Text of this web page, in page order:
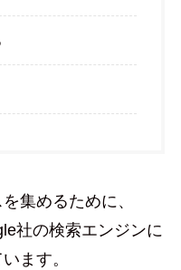
集めるために、
社の検索エンジンに
ます。